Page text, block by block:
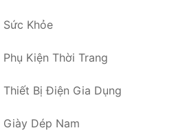
Sức Khỏe
Phụ Kiện Thời Trang
Thiết Bị Điện Gia Dụng
Giày Dép Nam